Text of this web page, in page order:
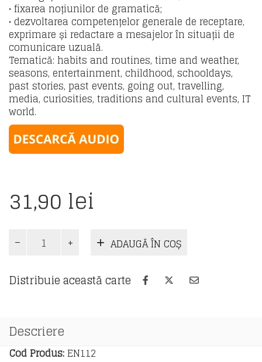
• fixarea noțiunilor de gramatică;
• dezvoltarea competențelor generale de receptare,
exprimare și redactare a mesajelor în situații de
comunicare uzuală.
Tematică: habits and routines, time and weather,
seasons, entertainment, childhood, schooldays,
past stories, past events, going out, travelling,
media, curiosities, traditions and cultural events, IT
world.
31,90 lei
Cantitate
Limba
1
-
caiet
de
lucru
ADAUGĂ ÎN COȘ
Distribuie această carte
Descriere
Cod Produs: EN112